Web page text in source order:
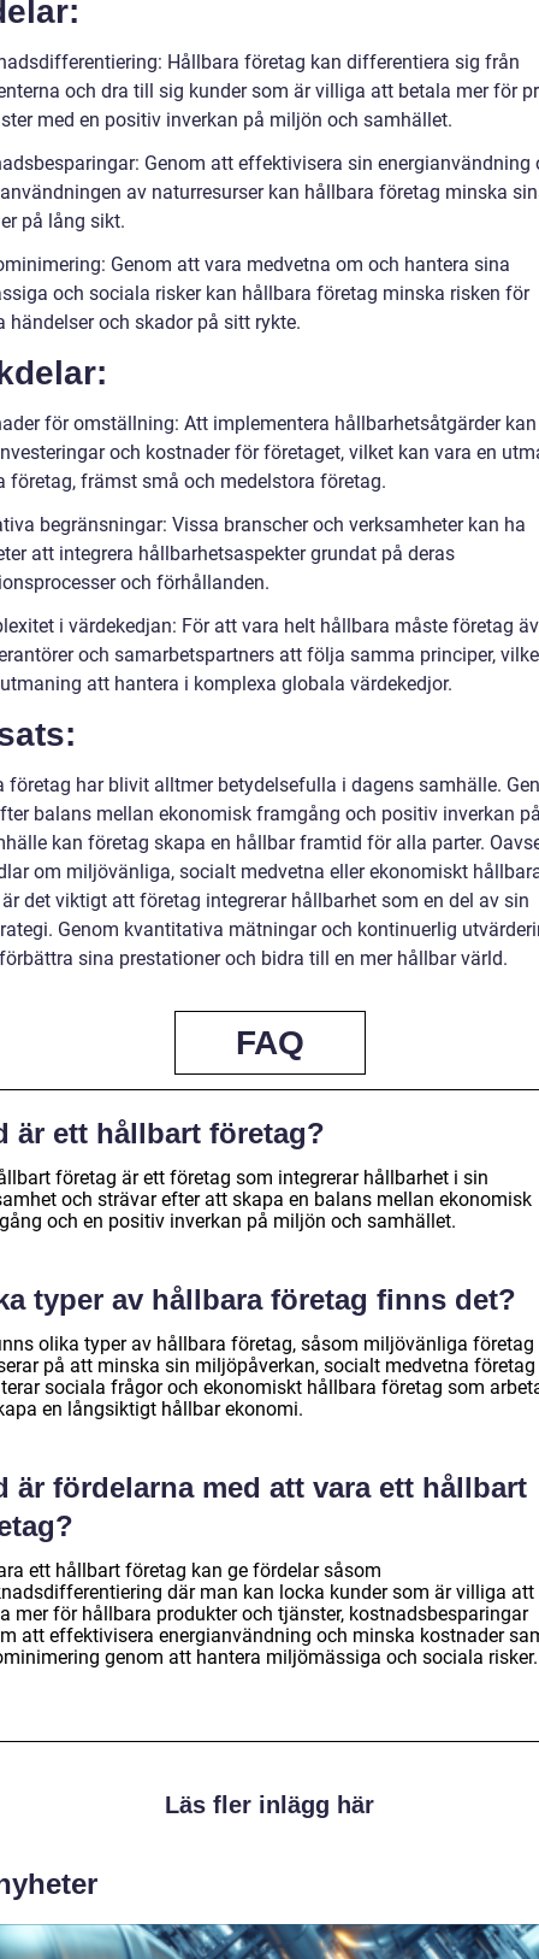
Hållbara företag kan differentiera sig från
och dra till sig kunder som är villiga att betala mer för
med en positiv inverkan på miljön och samhället.
Genom att effektivisera sin energianvändning
av naturresurser kan hållbara företag minska
på lång sikt.
Genom att vara medvetna om och hantera sina
och sociala risker kan hållbara företag minska risken för
händelser och skador på sitt rykte.
för omställning: Att implementera hållbarhetsåtgärder
och kostnader för företaget, vilket kan vara en
företag, främst små och medelstora företag.
begränsningar: Vissa branscher och verksamheter kan ha
att integrera hållbarhetsaspekter grundat på deras
och förhållanden.
i värdekedjan: För att vara helt hållbara måste företag
och samarbetspartners att följa samma principer,
att hantera i komplexa globala värdekedjor.
företag har blivit alltmer betydelsefulla i dagens samhälle.
balans mellan ekonomisk framgång och positiv inverkan
kan företag skapa en hållbar framtid för alla parter.
om miljövänliga, socialt medvetna eller ekonomiskt
det viktigt att företag integrerar hållbarhet som en del av sin
Genom kvantitativa mätningar och kontinuerlig
sina prestationer och bidra till en mer hållbar värld.
FAQ
är ett hållbart företag?
företag är ett företag som integrerar hållbarhet i sin
och strävar efter att skapa en balans mellan ekonomisk
och en positiv inverkan på miljön och samhället.
typer av hållbara företag finns det?
olika typer av hållbara företag, såsom miljövänliga företag
på att minska sin miljöpåverkan, socialt medvetna
sociala frågor och ekonomiskt hållbara företag som
en långsiktigt hållbar ekonomi.
är fördelarna med att vara ett hållbart
ett hållbart företag kan ge fördelar såsom
där man kan locka kunder som är villiga att
mer för hållbara produkter och tjänster, kostnadsbesparingar
att effektivisera energianvändning och minska kostnader
genom att hantera miljömässiga och sociala risker.
Läs fler inlägg här